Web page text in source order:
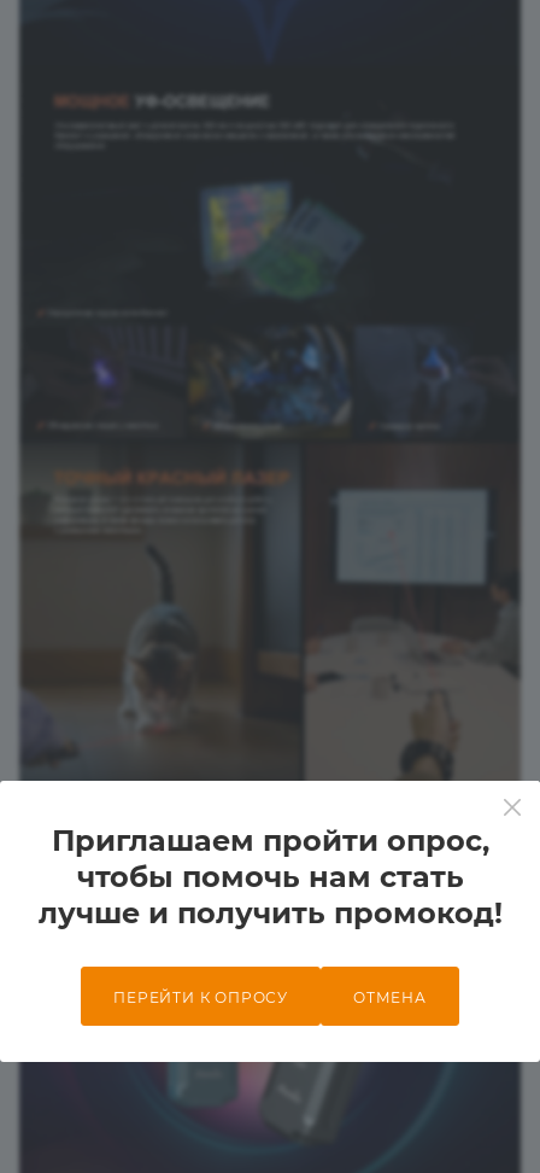
Приглашаем пройти опрос,
чтобы помочь нам стать
лучше и получить промокод!
ПЕРЕЙТИ К ОПРОСУ ОТМЕНА